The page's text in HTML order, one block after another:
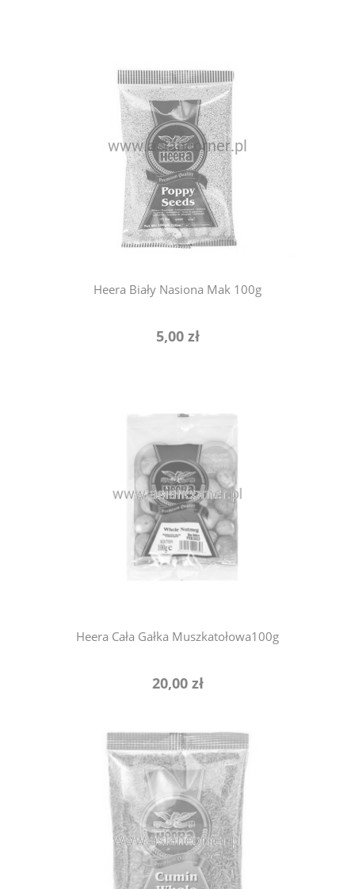
Heera Biały Nasiona Mak 100g
5,00 zł
powiadom o dostępności
Heera Cała Gałka Muszkatołowa100g
20,00 zł
powiadom o dostępności
powiadom o dostępności